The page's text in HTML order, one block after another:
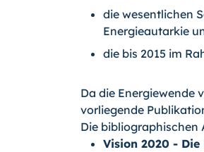
die wesentlichen
Energieautarkie
die bis 2015 im
Da die Energiewende
vorliegende
Die bibliographischen
Vision 2020 - Die